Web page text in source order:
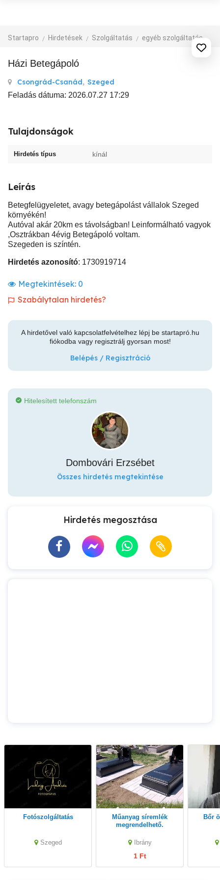
Startapro Hirdetések Szolgáltatás egyéb szolgáltatás
Házi Betegápoló
Csongrád-Csanád, Szeged
Feladás dátuma: 2026.07.27 17:29
Tulajdonságok
Hirdetés típus kínál
Leírás
Betegfelügyeletet, avagy betegápolást vállalok Szeged
környékén!
Autóval akár 20km es távolságban! Leinformálható vagyok
,Osztrákban 4évig Betegápoló voltam.
Szegeden is színtén.
Hirdetés azonosító: 1730919714
Megtekintések: 0
Szabálytalan hirdetés?
A hirdetővel való kapcsolatfelvételhez lépj be startapró.hu
fiókodba vagy regisztrálj gyorsan most!
Belépés / Regisztráció
Hitelesített telefonszám
Dombovári Erzsébet
Összes hirdetés megtekintése
Hirdetés megosztása
Fotószolgáltatás
Szeged
Műanyag síremlék
megrendelhető.
Ibrány
1 Ft
Bőr